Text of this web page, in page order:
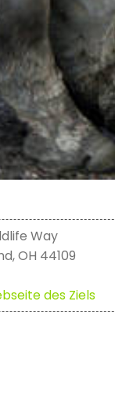
Way
OH 44109
des Ziels